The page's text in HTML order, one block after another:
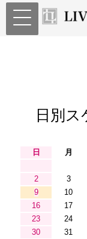
日別ス
日
月
2
3
9
10
16
17
23
24
30
31